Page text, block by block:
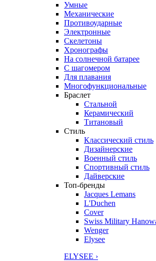
Умные
Механические
Противоударные
Электронные
Скелетоны
Хронографы
На солнечной батарее
С шагомером
Для плавания
Многофункциональные
Браслет
Стальной
Керамический
Титановый
Стиль
Классический стиль
Дизайнерские
Военный стиль
Спортивный стиль
Дайверские
Топ-бренды
Jacques Lemans
L'Duchen
Cover
Swiss Military
Wenger
Elysee
ELYSEE ›